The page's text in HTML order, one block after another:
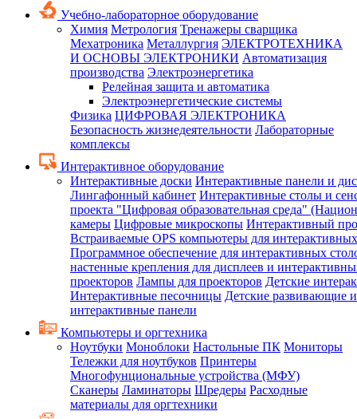
Учебно-лабораторное оборудование
Химия Метрология Тренажеры сварщика
Мехатроника Металлургия ЭЛЕКТРОТЕХНИКА
И ОСНОВЫ ЭЛЕКТРОНИКИ Автоматизация
производства Электроэнергетика
Релейная защита и автоматика
Электроэнергетические системы
Физика ЦИФРОВАЯ ЭЛЕКТРОНИКА
Безопасность жизнедеятельности Лабораторные
комплексы
Интерактивное оборудование
Интерактивные доски Интерактивные панели и
Лингафонный кабинет Интерактивные столы и
проекта "Цифровая образовательная среда"
камеры Цифровые микроскопы Интерактивный
Встраиваемые OPS компьютеры для
Программное обеспечение для интерактивных
настенные крепления для дисплеев и
проекторов Лампы для проекторов Детские
Интерактивные песочницы Детские развивающие
интерактивные панели
Компьютеры и оргтехника
Ноутбуки Моноблоки Настольные ПК Мониторы
Тележки для ноутбуков Принтеры
Многофунциональные устройства (МФУ)
Сканеры Ламинаторы Шредеры Расходные
материалы для оргтехники